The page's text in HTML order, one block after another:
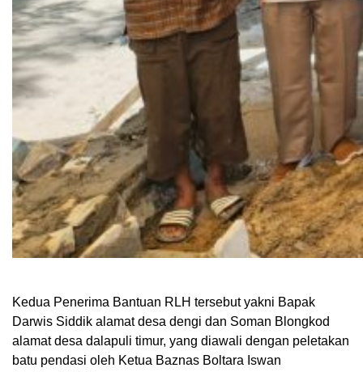
Kedua Penerima Bantuan RLH tersebut yakni Bapak
Darwis Siddik alamat desa dengi dan Soman Blongkod
alamat desa dalapuli timur, yang diawali dengan peletakan
batu pendasi oleh Ketua Baznas Boltara Iswan